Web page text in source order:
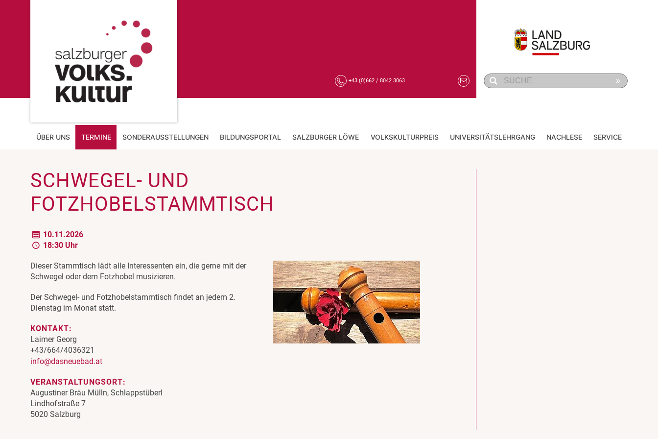
+43 (0)662 / 8042 3063 »
ÜBER UNS TERMINE SONDERAUSSTELLUNGEN BILDUNGSPORTAL SALZBURGER LÖWE VOLKSKULTURPREIS UNIVERSITÄTSLEHRGANG NACHLESE SERVICE
SCHWEGEL- UND
FOTZHOBELSTAMMTISCH
10.11.2026
18:30 Uhr
Dieser Stammtisch lädt alle Interessenten ein, die gerne mit der
Schwegel oder dem Fotzhobel musizieren.
Der Schwegel- und Fotzhobelstammtisch findet an jedem 2.
Dienstag im Monat statt.
KONTAKT:
Laimer Georg
+43/664/4036321
info@dasneuebad.at
VERANSTALTUNGSORT:
Augustiner Bräu Mülln, Schlappstüberl
Lindhofstraße 7
5020 Salzburg